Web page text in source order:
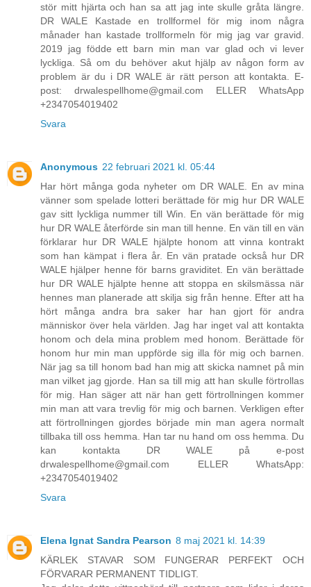
stör mitt hjärta och han sa att jag inte skulle gråta längre.
DR WALE Kastade en trollformel för mig inom några
månader han kastade trollformeln för mig jag var gravid.
2019 jag födde ett barn min man var glad och vi lever
lyckliga. Så om du behöver akut hjälp av någon form av
problem är du i DR WALE är rätt person att kontakta. E-
post: drwalespellhome@gmail.com ELLER WhatsApp
+2347054019402
Svara
Anonymous 22 februari 2021 kl. 05:44
Har hört många goda nyheter om DR WALE. En av mina
vänner som spelade lotteri berättade för mig hur DR WALE
gav sitt lyckliga nummer till Win. En vän berättade för mig
hur DR WALE återförde sin man till henne. En vän till en vän
förklarar hur DR WALE hjälpte honom att vinna kontrakt
som han kämpat i flera år. En vän pratade också hur DR
WALE hjälper henne för barns graviditet. En vän berättade
hur DR WALE hjälpte henne att stoppa en skilsmässa när
hennes man planerade att skilja sig från henne. Efter att ha
hört många andra bra saker har han gjort för andra
människor över hela världen. Jag har inget val att kontakta
honom och dela mina problem med honom. Berättade för
honom hur min man uppförde sig illa för mig och barnen.
När jag sa till honom bad han mig att skicka namnet på min
man vilket jag gjorde. Han sa till mig att han skulle förtrollas
för mig. Han säger att när han gett förtrollningen kommer
min man att vara trevlig för mig och barnen. Verkligen efter
att förtrollningen gjordes började min man agera normalt
tillbaka till oss hemma. Han tar nu hand om oss hemma. Du
kan kontakta DR WALE på e-post
drwalespellhome@gmail.com ELLER WhatsApp:
+2347054019402
Svara
Elena Ignat Sandra Pearson 8 maj 2021 kl. 14:39
KÄRLEK STAVAR SOM FUNGERAR PERFEKT OCH
FÖRVARAR PERMANENT TIDLIGT.